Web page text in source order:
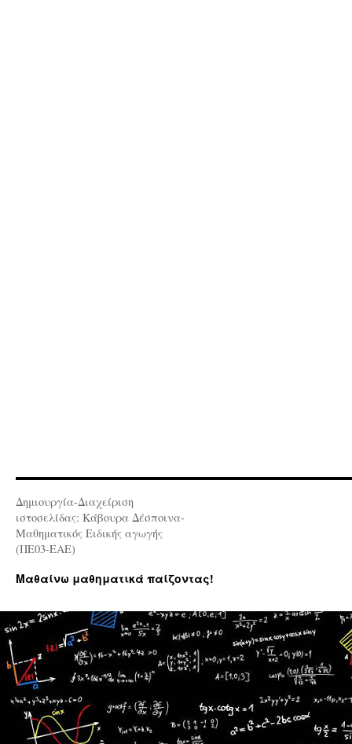
Δημιουργία-Διαχείριση
ιστοσελίδας: Κάβουρα Δέσποινα-
Μαθηματικός Ειδικής αγωγής
(ΠΕ03-ΕΑΕ)
Μαθαίνω μαθηματικά παίζοντας!